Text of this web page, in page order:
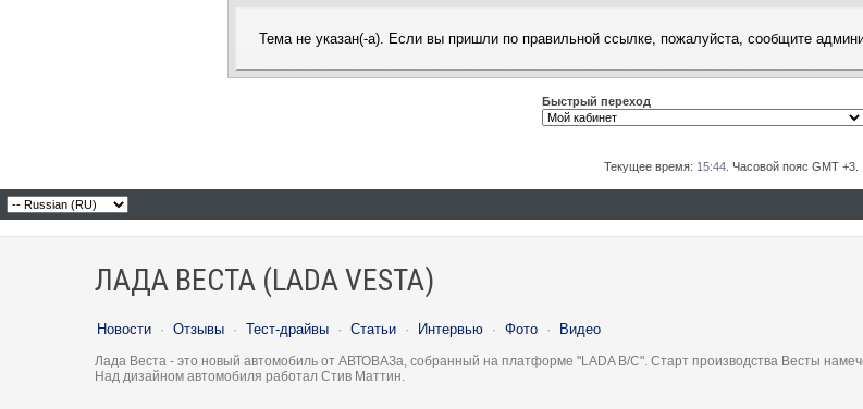
Тема не указан(-а). Если вы пришли по правильной ссылке, пожалуйста, сообщите
Быстрый переход
Текущее время: 15:44 . Часовой пояс GMT +3.
ЛАДА ВЕСТА (LADA VESTA)
Новости · Отзывы · Тест-драйвы · Статьи · Интервью · Фото · Видео
Лада Веста - это новый автомобиль от АВТОВАЗа, собранный на платформе "LADA B/C". Старт производства Весты
Над дизайном автомобиля работал Стив Маттин.